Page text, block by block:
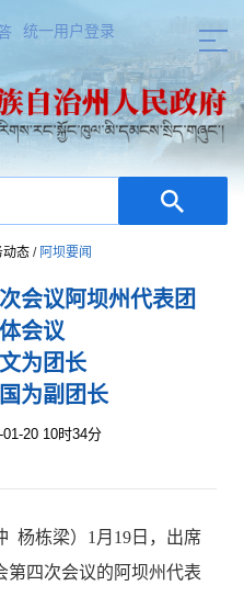
统一用户登录
动态 / 阿坝要闻
会议阿坝州代表团
会议
为团长
为副团长
20 10时34分
杨栋梁）1月19日，出席
第四次会议的阿坝州代表